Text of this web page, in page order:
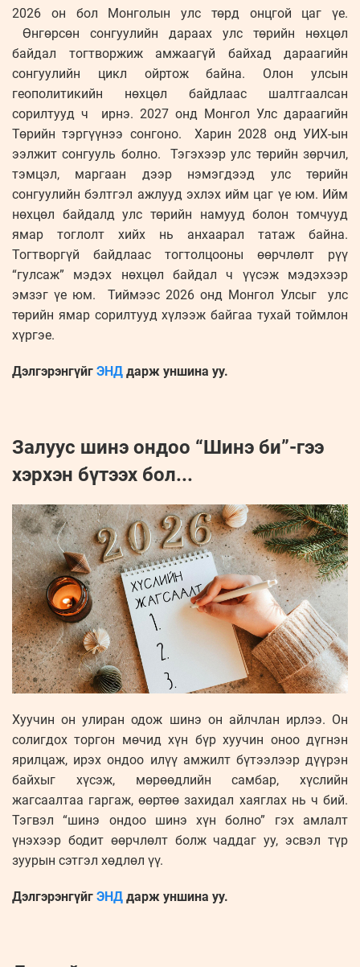
2026 он бол Монголын улс төрд онцгой цаг үе.
Өнгөрсөн сонгуулийн дараах улс төрийн нөхцөл
байдал тогтворжиж амжаагүй байхад дараагийн
сонгуулийн цикл ойртож байна. Олон улсын
геополитикийн нөхцөл байдлаас шалтгаалсан
сорилтууд ч ирнэ. 2027 онд Монгол Улс дараагийн
Төрийн тэргүүнээ сонгоно. Харин 2028 онд УИХ-ын
ээлжит сонгууль болно. Тэгэхээр улс төрийн зөрчил,
тэмцэл, маргаан дээр нэмэгдээд улс төрийн
сонгуулийн бэлтгэл ажлууд эхлэх ийм цаг үе юм. Ийм
нөхцөл байдалд улс төрийн намууд болон томчууд
ямар тоглолт хийх нь анхаарал татаж байна.
Тогтворгүй байдлаас тогтолцооны өөрчлөлт рүү
“гулсаж” мэдэх нөхцөл байдал ч үүсэж мэдэхээр
эмзэг үе юм. Тиймээс 2026 онд Монгол Улсыг улс
төрийн ямар сорилтууд хүлээж байгаа тухай тоймлон
хүргэе.
Дэлгэрэнгүйг ЭНД дарж уншина уу.
Залуус шинэ ондоо “Шинэ би”-гээ
хэрхэн бүтээх бол...
Хуучин он улиран одож шинэ он айлчлан ирлээ. Он
солигдох торгон мөчид хүн бүр хуучин оноо дүгнэн
ярилцаж, ирэх ондоо илүү амжилт бүтээлээр дүүрэн
байхыг хүсэж, мөрөөдлийн самбар, хүслийн
жагсаалтаа гаргаж, өөртөө захидал хаяглах нь ч бий.
Тэгвэл “шинэ ондоо шинэ хүн болно” гэх амлалт
үнэхээр бодит өөрчлөлт болж чаддаг уу, эсвэл түр
зуурын сэтгэл хөдлөл үү.
Дэлгэрэнгүйг ЭНД дарж уншина уу.